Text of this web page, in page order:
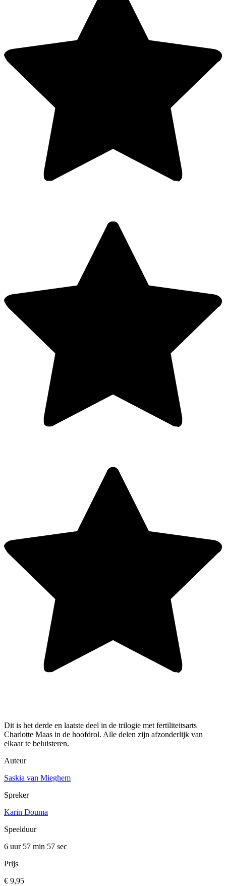
Dit is het derde en laatste deel in de trilogie met fertiliteitsarts
Charlotte Maas in de hoofdrol. Alle delen zijn afzonderlijk van
elkaar te beluisteren.
Auteur
Saskia van Mieghem
Spreker
Karin Douma
Speelduur
6 uur 57 min 57 sec
Prijs
€ 9,95